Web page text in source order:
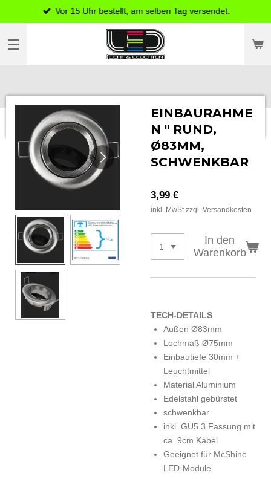
Hauptinhalt
springen
Vor 15 Uhr bestellt, am selben Tag versendet.
EINBAURAHME
N " RUND,
Ø83MM,
SCHWENKBAR
3,99 €
inkl. MwSt zzgl. Versandkosten
In den
Warenkorb
TECH-DETAILS
Außen Ø83mm
Lochmaß Ø75mm
Einbautiefe 30mm +
Leuchtmittel
Material Aluminium
Edelstahl gebürstet
schwenkbar
inkl. GU5.3 Fassung mit
ca. 9cm Kabel
Geeignet für McShine
LED-Module